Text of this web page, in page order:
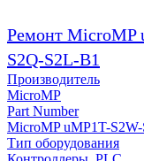
Ремонт MicroMP
S2Q-S2L-B1
Производитель
MicroMP
Part Number
MicroMP uMP1T-
Тип оборудования